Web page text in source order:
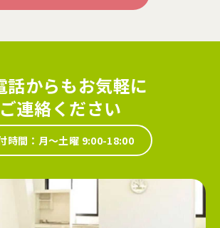
話からもお気軽に
ご連絡ください
時間：月～土曜 9:00-18:00